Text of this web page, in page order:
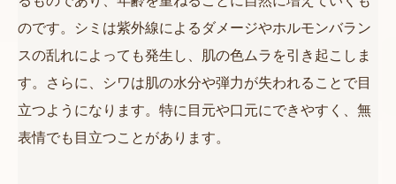
のです。シミは紫外線によるダメージやホルモンバラン
スの乱れによっても発生し、肌の色ムラを引き起こしま
す。さらに、シワは肌の水分や弾力が失われることで目
立つようになります。特に目元や口元にできやすく、無
表情でも目立つことがあります。